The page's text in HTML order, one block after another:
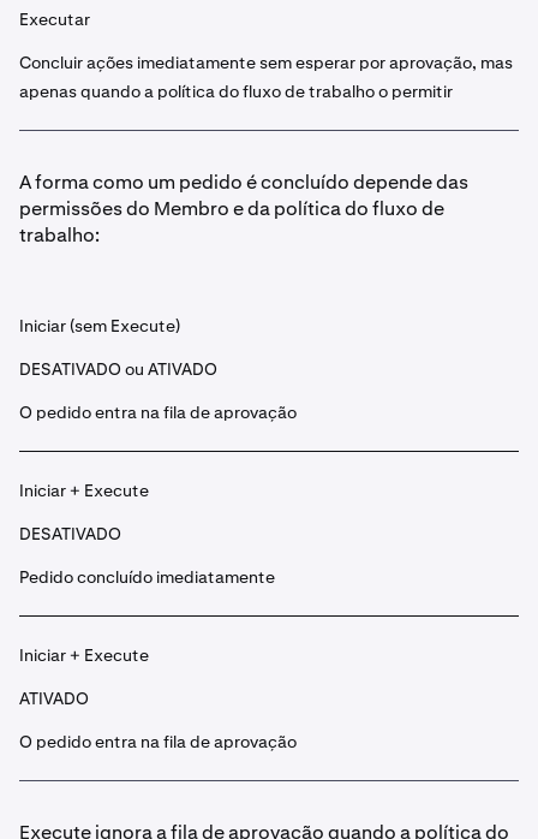
Executar
Concluir ações imediatamente sem esperar por aprovação, mas
apenas quando a política do fluxo de trabalho o permitir
A forma como um pedido é concluído depende das
permissões do Membro e da política do fluxo de
trabalho:
Iniciar (sem Execute)
DESATIVADO ou ATIVADO
O pedido entra na fila de aprovação
Iniciar + Execute
DESATIVADO
Pedido concluído imediatamente
Iniciar + Execute
ATIVADO
O pedido entra na fila de aprovação
Execute ignora a fila de aprovação quando a política do